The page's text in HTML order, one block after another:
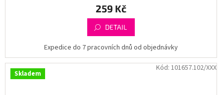
259 Kč
DETAIL
Expedice do 7 pracovních dnů od objednávky
Skladem
Kód: 101657.102/XXX